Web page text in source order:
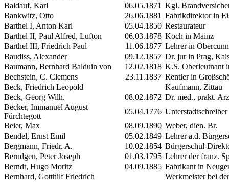
Baldauf, Karl
06.05.1871 Kgl.
Bankwitz, Otto
26.06.1881 Fabrikdirektor in
Barthel I, Anton Karl 05.04.1850 Restaurateur
Barthel II, Paul Alfred, Lufton 06.03.1878 Koch in Mainz
Barthel III, Friedrich Paul 11.06.1877 Lehrer in
Baudiss, Alexander
09.12.1857 Dr. jur in Prag,
Baumann, Bernhard Balduin von
12.02.1818 K.S. Oberleutnant
Bechstein, C. Clemens
23.11.1837 Rentier in
Beck, Friedrich Leopold
Kaufmann, Zittau
Beck, Georg Wilh.
08.02.1872 Dr. med., prakt.
Becker, Immanuel August
Fürchtegott
05.04.1776
Beier, Max
08.09.1890 Weber, dien. Br.
Bendel, Ernst Emil
05.02.1849 Lehrer a.d.
Bergmann, Friedr. A.
10.02.1854 Bürgerschul-
Berndgen, Peter Joseph
01.03.1795 Lehrer der franz.
Berndt, Hugo Moritz
04.09.1885 Fabrikant in
Bernhard, Gotthilf Friedrich
Werkmeister bei